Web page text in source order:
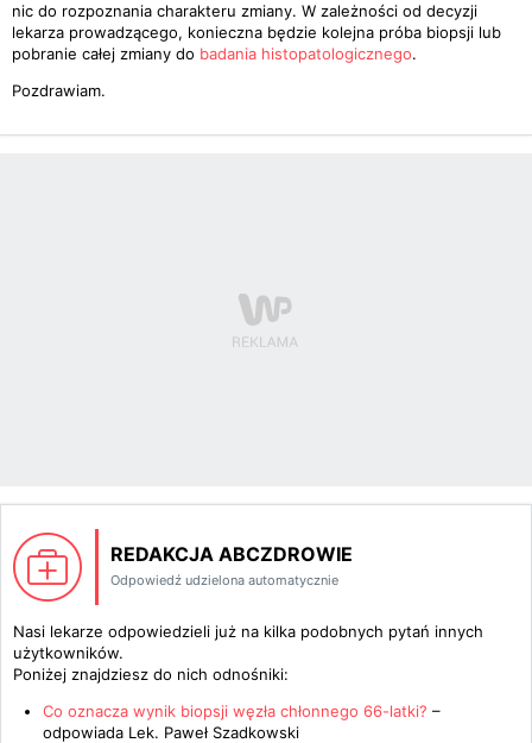
nic do rozpoznania charakteru zmiany. W zależności od decyzji
lekarza prowadzącego, konieczna będzie kolejna próba biopsji lub
pobranie całej zmiany do badania histopatologicznego.
Pozdrawiam.
REDAKCJA ABCZDROWIE
Odpowiedź udzielona automatycznie
Nasi lekarze odpowiedzieli już na kilka podobnych pytań innych
użytkowników.
Poniżej znajdziesz do nich odnośniki:
Co oznacza wynik biopsji węzła chłonnego 66-latki? –
odpowiada Lek. Paweł Szadkowski